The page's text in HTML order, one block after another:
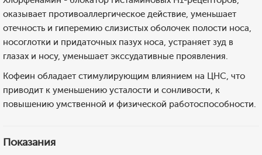
оказывает противоаллергическое действие, уменьшает
отечность и гиперемию слизистых оболочек полости носа,
носоглотки и придаточных пазух носа, устраняет зуд в
глазах и носу, уменьшает экссудативные проявления.
Кофеин обладает стимулирующим влиянием на ЦНС, что
приводит к уменьшению усталости и сонливости, к
повышению умственной и физической работоспособности.
Показания